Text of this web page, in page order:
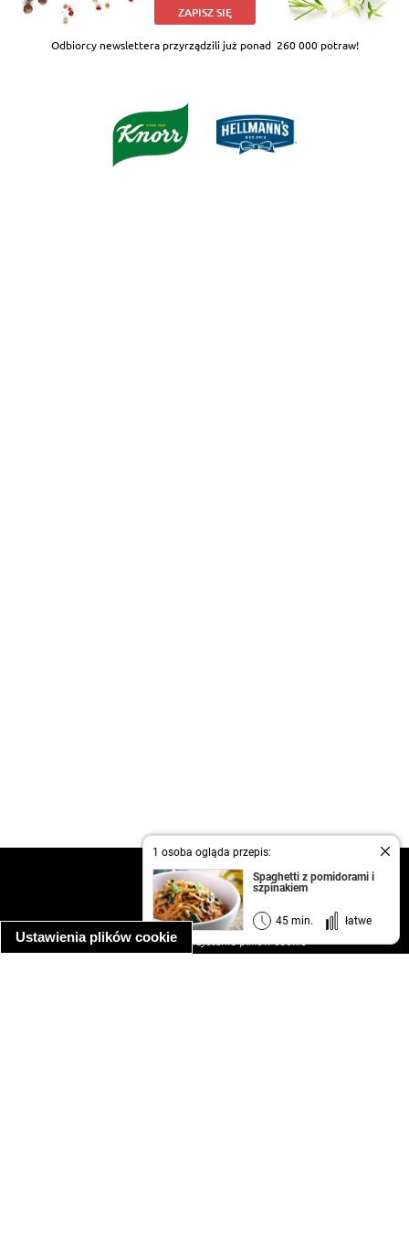
Ustawienia plików cookie
1 osoba ogląda przepis:
Spaghetti z pomidorami i
szpinakiem
45 min. łatwe
ZAPISZ SIĘ
Odbiorcy newslettera przyrządzili już ponad 260 000 potraw!
kontakt
regulamin
informacja o prywatności
informacja o wykorzystaniu plików cookie